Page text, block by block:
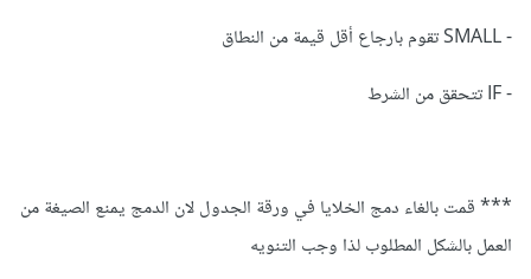
- SMALL تقوم بارجاع أقل قيمة من النطاق
- IF تتحقق من الشرط
*** قمت بالغاء دمج الخلايا في ورقة الجدول لان الدمج يمنع الصيغة من
العمل بالشكل المطلوب لذا وجب التنويه